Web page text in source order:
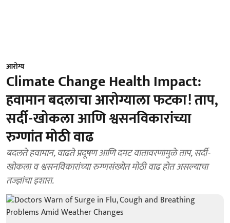
आरोग्य
Climate Change Health Impact:
हवामान बदलाचा आरोग्याला फटका! ताप,
सर्दी-खोकला आणि श्वसनविकारांच्या
रुग्णांत मोठी वाढ
बदलते हवामान, वाढते प्रदूषण आणि दमट वातावरणामुळे ताप, सर्दी-
खोकला व श्वसनविकारांच्या रुग्णसंख्येत मोठी वाढ होत असल्याचा
तज्ज्ञांचा इशारा.